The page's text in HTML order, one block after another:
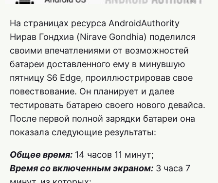
На страницах ресурса AndroidAuthority
Нирав Гондхиа (Nirave Gondhia) поделился
своими впечатлениями от возможностей
батареи доставленного ему в минувшую
пятницу S6 Edge, проиллюстрировав свое
повествование. Он планирует и далее
тестировать батарею своего нового девайса.
После первой полной зарядки батареи она
показала следующие результаты:
Общее время: 14 часов 11 минут;
Время со включенным экраном: 3 часа 7